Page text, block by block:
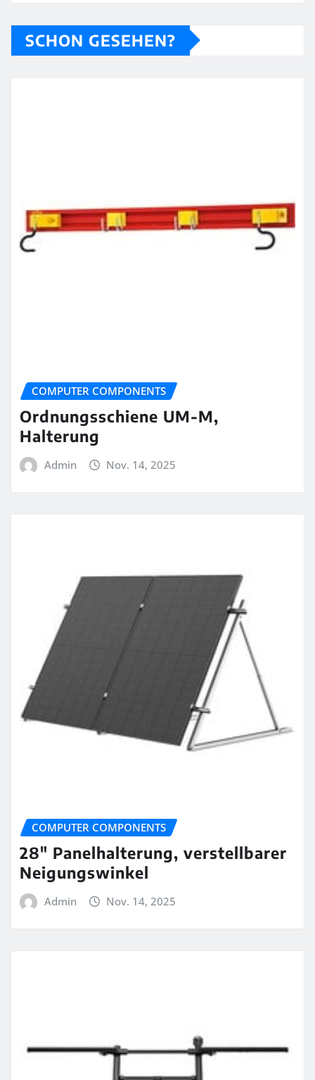
SCHON GESEHEN?
COMPUTER COMPONENTS
Ordnungsschiene UM-M,
Halterung
Admin Nov. 14, 2025
COMPUTER COMPONENTS
28″ Panelhalterung, verstellbarer
Neigungswinkel
Admin Nov. 14, 2025